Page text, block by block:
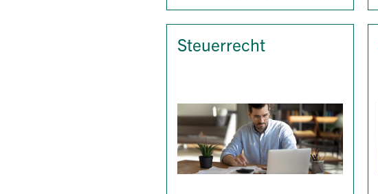
Steuerrecht